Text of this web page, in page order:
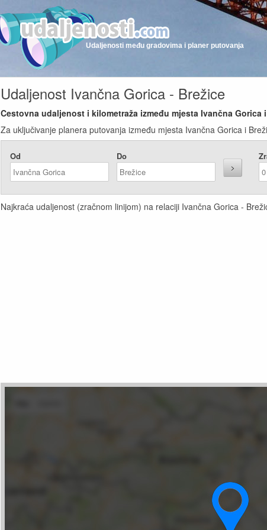
Udaljenosti među gradovima i planer putovanja
Udaljenost Ivančna Gorica - Brežice
Cestovna udaljenost i kilometraža između mjesta Ivančna Gorica
Za uključivanje planera putovanja između mjesta Ivančna Gorica i
Od Do
Najkraća udaljenost (zračnom linijom) na relaciji Ivančna Gorica -